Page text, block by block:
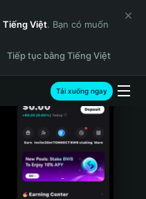
Tiếng Việt. Bạn có muốn
Tiếp tục bằng Tiếng Việt
Tải xuống ngay